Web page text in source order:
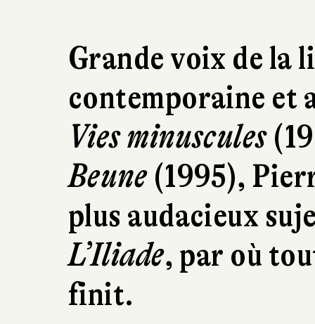
Grande voix de la
contemporaine et
Vies minuscules
Beune(1995),
plus audacieux
L’Iliade, par où
finit.